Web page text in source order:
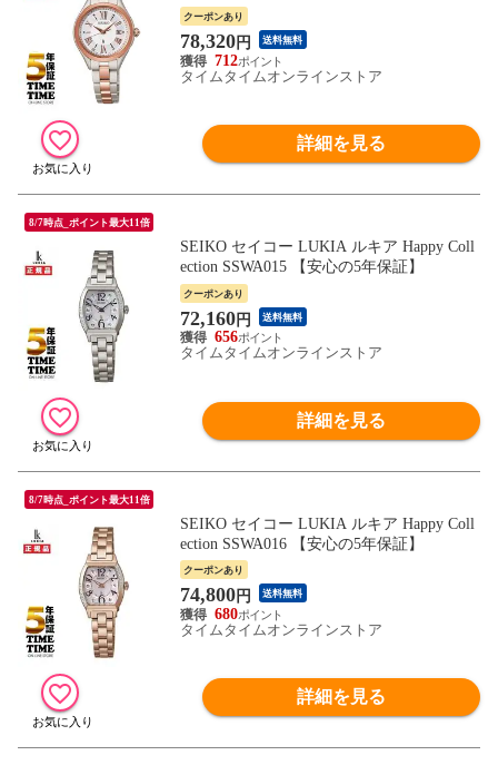
クーポンあり
78,320円 送料無料
712
タイムタイムオンラインストア
詳細を見る
8/7時点_ポイント最大11倍
SEIKO セイコー LUKIA ルキア Happy Coll
ection SSWA015 【安心の5年保証】
クーポンあり
72,160円 送料無料
656
タイムタイムオンラインストア
詳細を見る
8/7時点_ポイント最大11倍
SEIKO セイコー LUKIA ルキア Happy Coll
ection SSWA016 【安心の5年保証】
クーポンあり
74,800円 送料無料
680
タイムタイムオンラインストア
詳細を見る